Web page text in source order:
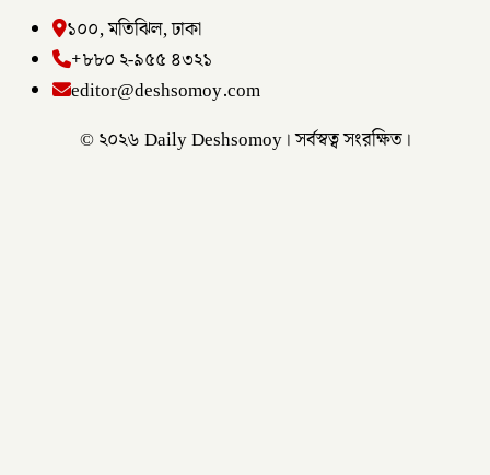
১০০, মতিঝিল, ঢাকা
+৮৮০ ২-৯৫৫ ৪৩২১
editor@deshsomoy.com
© ২০২৬ Daily Deshsomoy। সর্বস্বত্ব সংরক্ষিত।